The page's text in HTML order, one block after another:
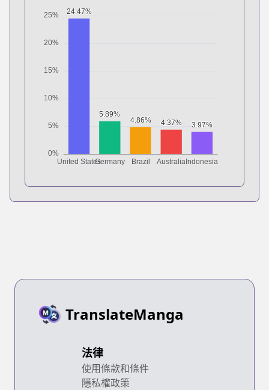
TranslateManga
法律
使用條款和條件
隱私權政策